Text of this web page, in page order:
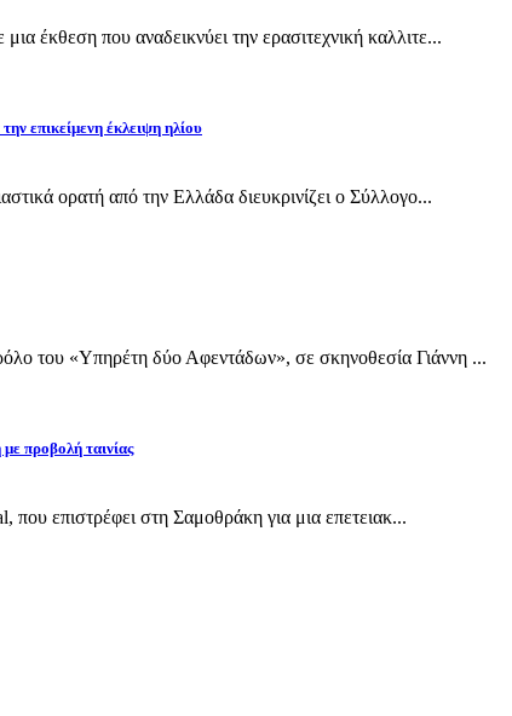
έκθεση που αναδεικνύει την ερασιτεχνική καλλιτε...
επικείμενη έκλειψη ηλίου
ορατή από την Ελλάδα διευκρινίζει ο Σύλλογο...
του «Υπηρέτη δύο Αφεντάδων», σε σκηνοθεσία Γιάννη ...
προβολή ταινίας
επιστρέφει στη Σαμοθράκη για μια επετειακ...